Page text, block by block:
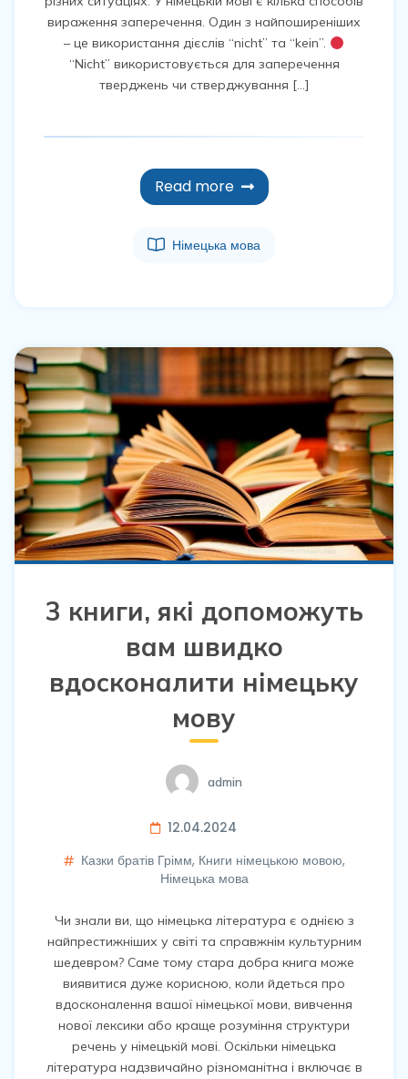
вираження заперечення. Один з найпоширеніших
– це використання дієслів “nicht” та “kein”.
“Nicht” використовується для заперечення
тверджень чи стверджування […]
Read more
Німецька мова
3 книги, які допоможуть
вам швидко
вдосконалити німецьку
мову
admin
12.04.2024
Казки братів Грімм, Книги німецькою мовою,
Німецька мова
Чи знали ви, що німецька література є однією з
найпрестижніших у світі та справжнім культурним
шедевром? Саме тому стара добра книга може
виявитися дуже корисною, коли йдеться про
вдосконалення вашої німецької мови, вивчення
нової лексики або краще розуміння структури
речень у німецькій мові. Оскільки німецька
література надзвичайно різноманітна і включає в